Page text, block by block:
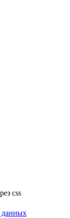
css
данных